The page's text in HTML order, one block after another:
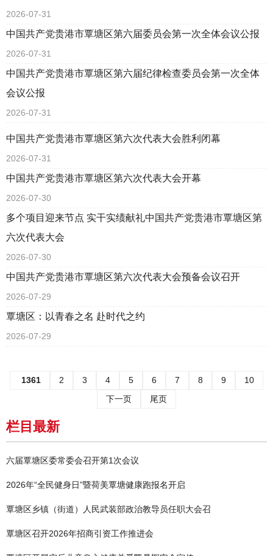
2026-07-31
中国共产党贵港市覃塘区第六届委员会第一次全体会议公报
2026-07-31
中国共产党贵港市覃塘区第六届纪律检查委员会第一次全体
会议公报
2026-07-31
中国共产党贵港市覃塘区第六次代表大会胜利闭幕
2026-07-31
中国共产党贵港市覃塘区第六次代表大会开幕
2026-07-30
多个项目迎来节点 实干实绩献礼中国共产党贵港市覃塘区第
六次代表大会
2026-07-30
中国共产党贵港市覃塘区第六次代表大会预备会议召开
2026-07-29
覃塘区：以青春之名 赴时代之约
2026-07-29
1361 2 3 4 5 6 7 8 9
10
下一页
尾页
栏目最新
六届覃塘区委常委会召开第1次会议
2026年“全民健身日”暨荷美覃塘健康跑报名开启
覃塘区乡镇（街道）人民武装部政治教导员任职大会召
覃塘区召开2026年招商引资工作推进会